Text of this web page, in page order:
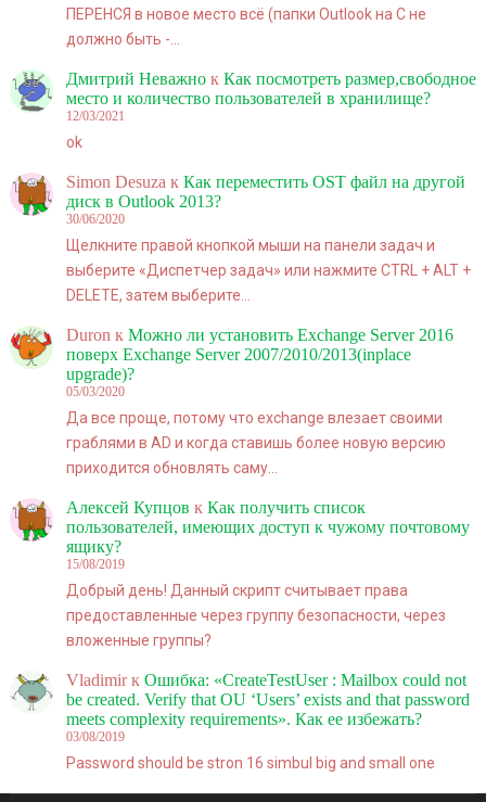
ПЕРЕНСЯ в новое место всё (папки Outlook на C не
должно быть -…
Дмитрий Неважнок Как посмотреть размер,свободное
место и количество пользователей в хранилище?
12/03/2021
ok
Simon Desuza к Как переместить OST файл на другой
диск в Outlook 2013?
30/06/2020
Щелкните правой кнопкой мыши на панели задач и
выберите «Диспетчер задач» или нажмите CTRL + ALT +
DELETE, затем выберите…
Duron к Можно ли установить Exchange Server 2016
поверх Exchange Server 2007/2010/2013(inplace
upgrade)?
05/03/2020
Да все проще, потому что exchange влезает своими
граблями в AD и когда ставишь более новую версию
приходится обновлять саму…
Алексей Купцов к Как получить список
пользователей, имеющих доступ к чужому почтовому
ящику?
15/08/2019
Добрый день! Данный скрипт считывает права
предоставленные через группу безопасности, через
вложенные группы?
Vladimirк Ошибка: «CreateTestUser : Mailbox could not
be created. Verify that OU ‘Users’ exists and that password
meets complexity requirements». Как ее избежать?
03/08/2019
Password should be stron 16 simbul big and small one